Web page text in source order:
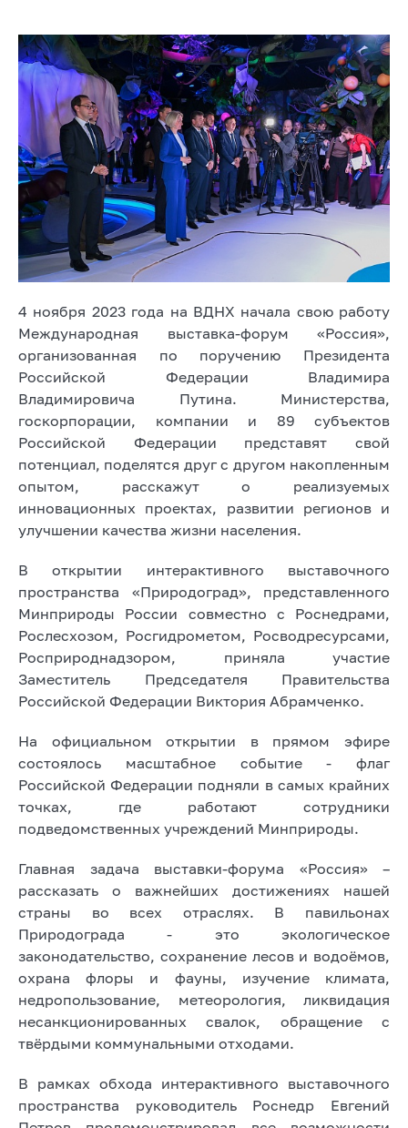
4 ноября 2023 года на ВДНХ начала свою работу
Международная выставка-форум «Россия»,
организованная по поручению Президента
Российской Федерации Владимира
Владимировича Путина. Министерства,
госкорпорации, компании и 89 субъектов
Российской Федерации представят свой
потенциал, поделятся друг с другом накопленным
опытом, расскажут о реализуемых
инновационных проектах, развитии регионов и
улучшении качества жизни населения.
В открытии интерактивного выставочного
пространства «Природоград», представленного
Минприроды России совместно с Роснедрами,
Рослесхозом, Росгидрометом, Росводресурсами,
Росприроднадзором, приняла участие
Заместитель Председателя Правительства
Российской Федерации Виктория Абрамченко.
На официальном открытии в прямом эфире
состоялось масштабное событие - флаг
Российской Федерации подняли в самых крайних
точках, где работают сотрудники
подведомственных учреждений Минприроды.
Главная задача выставки-форума «Россия» –
рассказать о важнейших достижениях нашей
страны во всех отраслях. В павильонах
Природограда - это экологическое
законодательство, сохранение лесов и водоёмов,
охрана флоры и фауны, изучение климата,
недропользование, метеорология, ликвидация
несанкционированных свалок, обращение с
твёрдыми коммунальными отходами.
В рамках обхода интерактивного выставочного
пространства руководитель Роснедр Евгений